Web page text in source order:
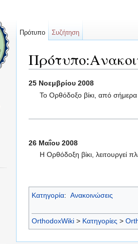
25 Νοεμβρίου 2008
Το Ορθόδοξο βίκι, από
26 Μαΐου 2008
Η Ορθόδοξη βίκι, λειτουργεί
Κατηγορία: Ανακοινώσεις
OrthodoxWiki > Κατηγορίες >
Πρότυπο Συζήτηση